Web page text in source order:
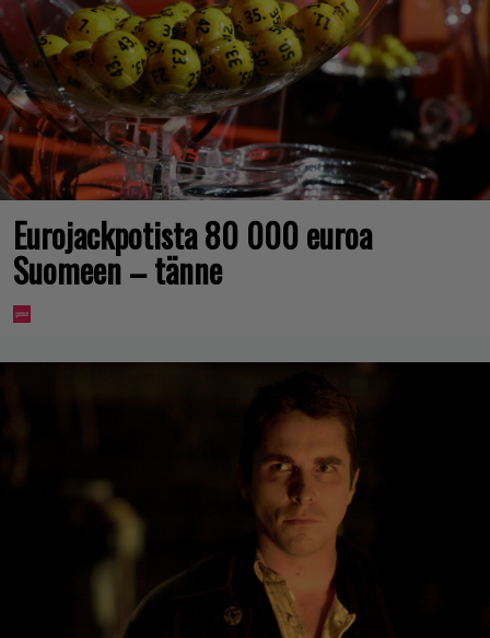
Eurojackpotista 80 000 euroa
Suomeen – tänne